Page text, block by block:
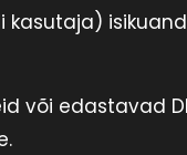
kasutaja)
või edastavad